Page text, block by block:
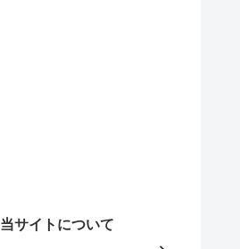
当サイトについて